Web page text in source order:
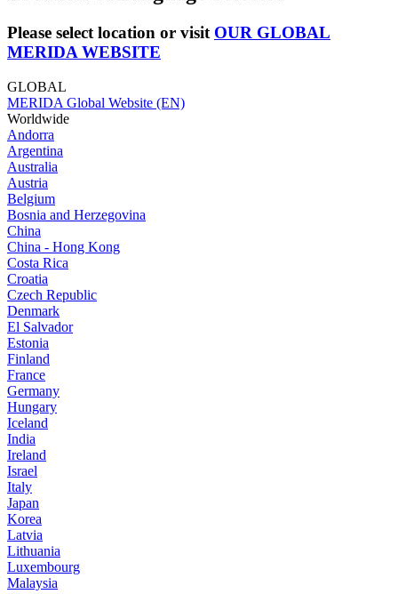
Please select location or visit OUR GLOBAL
MERIDA WEBSITE
GLOBAL
MERIDA Global Website (EN)
Worldwide
Andorra
Argentina
Australia
Austria
Belgium
Bosnia and Herzegovina
China
China - Hong Kong
Costa Rica
Croatia
Czech Republic
Denmark
El Salvador
Estonia
Finland
France
Germany
Hungary
Iceland
India
Ireland
Israel
Italy
Japan
Korea
Latvia
Lithuania
Luxembourg
Malaysia